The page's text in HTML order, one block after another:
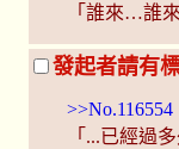
「誰來…誰
發起者請有
>>No.116554
「...已經過